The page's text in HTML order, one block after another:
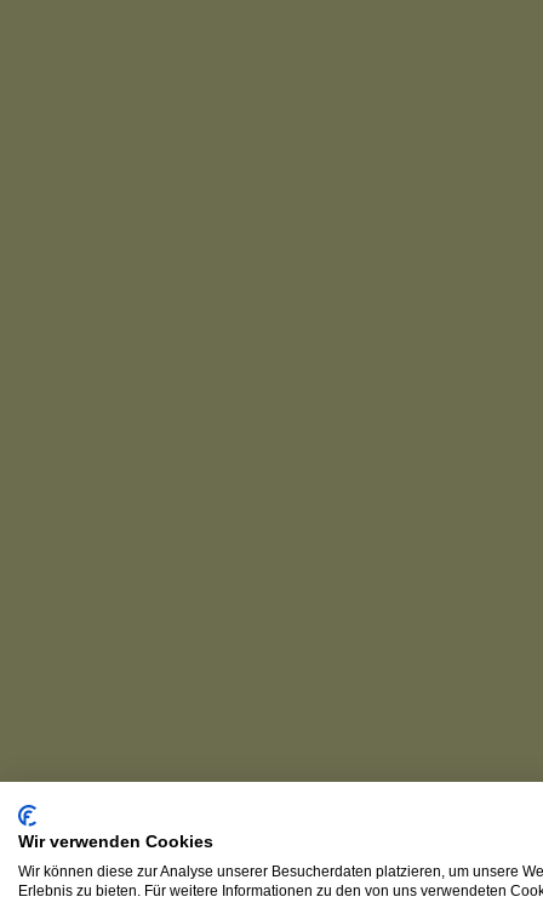
Wir verwenden Cookies
Wir können diese zur Analyse unserer Besucherdaten platzieren, um unsere
Erlebnis zu bieten. Für weitere Informationen zu den von uns verwendeten